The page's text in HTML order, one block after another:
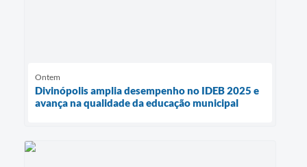
Ontem
Divinópolis amplia desempenho no IDEB 2025 e
avança na qualidade da educação municipal